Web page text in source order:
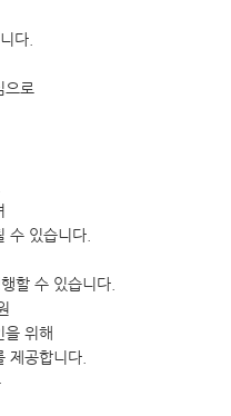
다.
으로
수 있습니다.
할 수 있습니다.
을 위해
제공합니다.